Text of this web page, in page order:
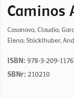
Caminos
Casanova, Claudia;
Elena; Stöcklhuber,
ISBN: 978-3-209-
SBNr: 210210